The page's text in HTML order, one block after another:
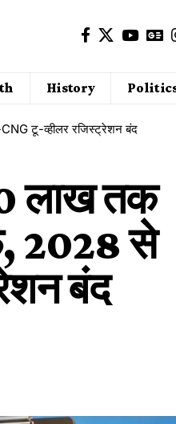
History
टू-व्हीलर रजिस्ट्रेशन बंद
लाख तक
2028 से
बंद